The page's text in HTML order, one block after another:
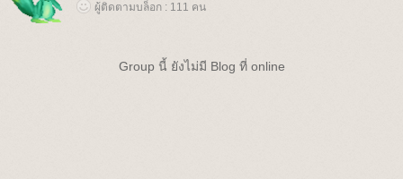
ผู้ติดตามบล็อก : 111 คน
Group นี้ ยังไม่มี Blog ที่ online